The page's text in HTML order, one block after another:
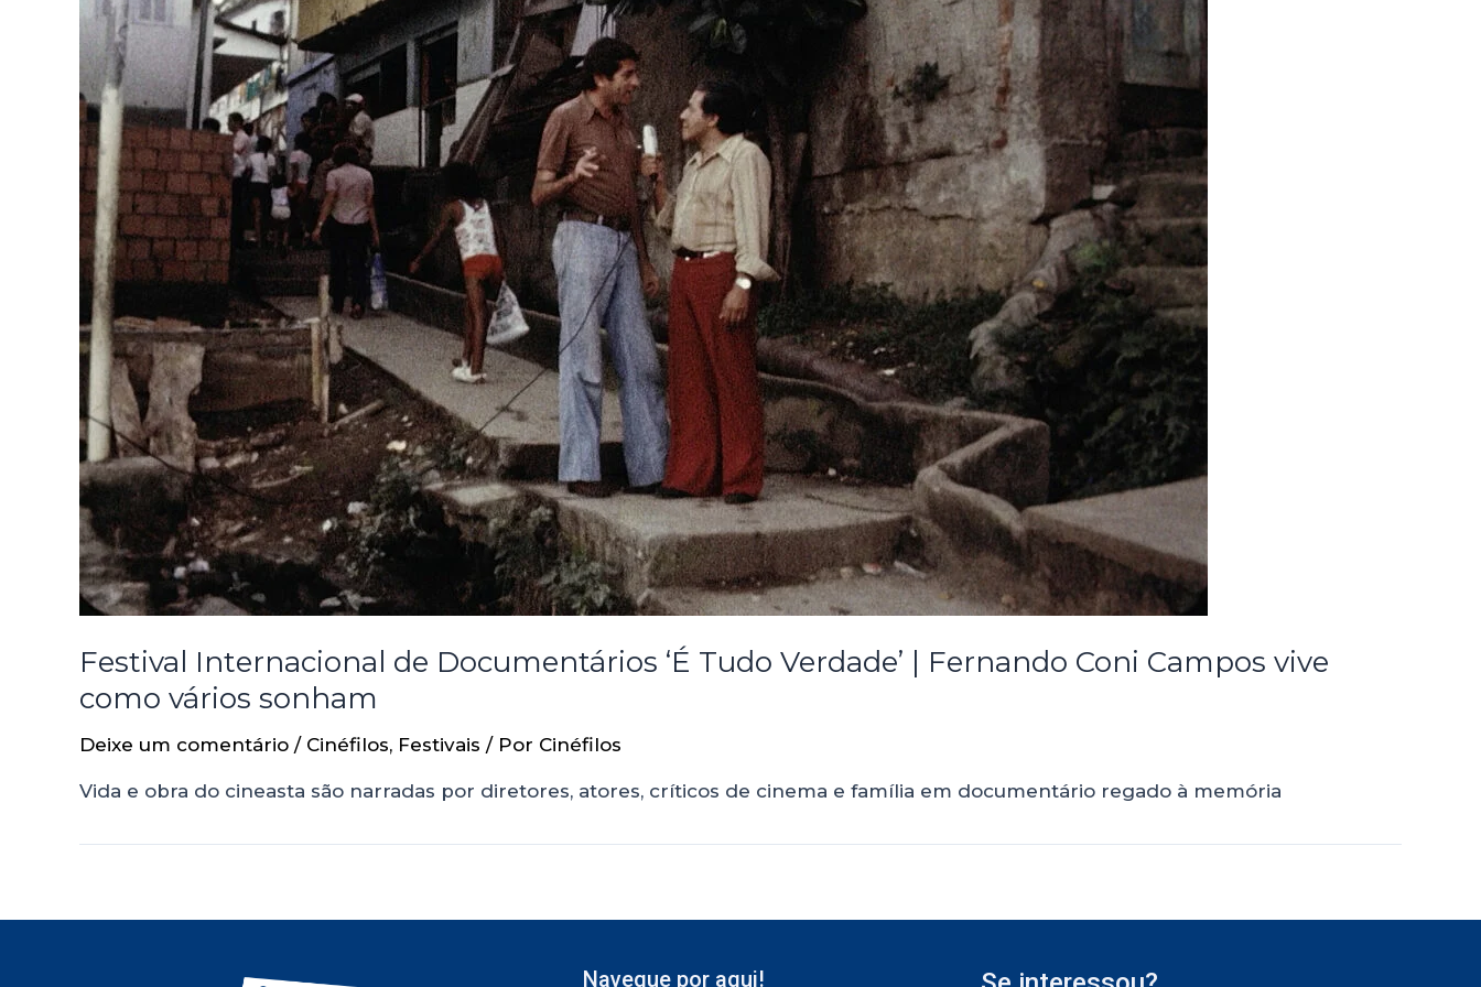
Festival Internacional de Documentários ‘É Tudo Verdade’ | Fernando Coni Campos vive
como vários sonham
Deixe um comentário / Cinéfilos, Festivais / Por Cinéfilos
Vida e obra do cineasta são narradas por diretores, atores, críticos de cinema e família em documentário regado à memória
Navegue por aqui!